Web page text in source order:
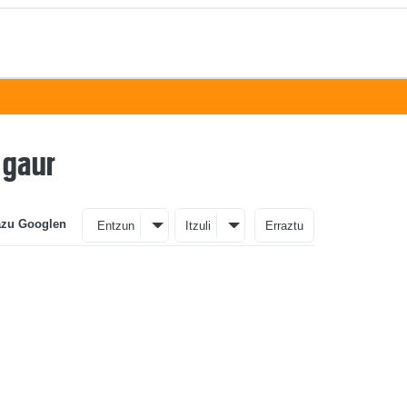
Googlen Entzun Itzuli Erraztu